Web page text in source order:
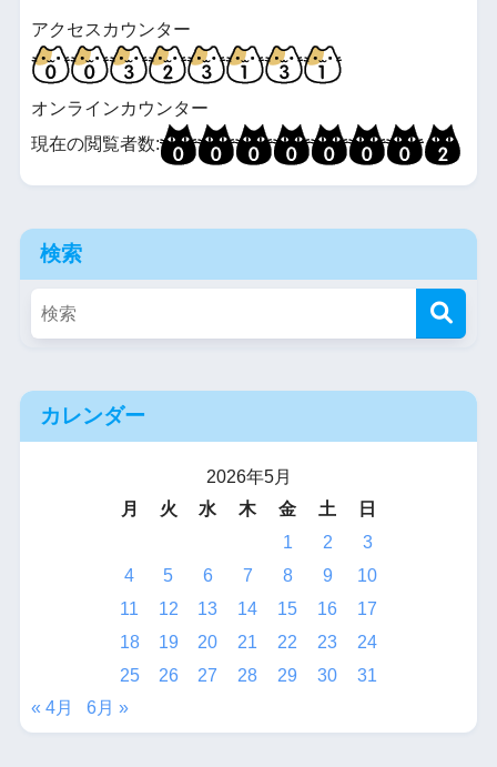
アクセスカウンター
オンラインカウンター
現在の閲覧者数:
検索
カレンダー
2026年5月
月
火 水 木 金 土
日
1
2
3
4
5 6 7 8 9
10
11
12 13 14 15 16
17
18
19 20 21 22 23
24
25
26 27 28 29 30
31
« 4月
6月 »